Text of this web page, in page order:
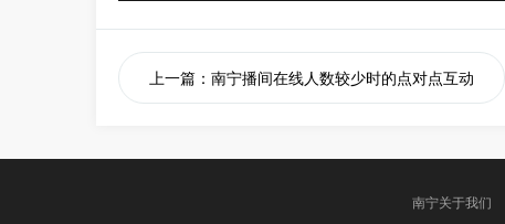
上一篇：南宁播间在线人数较少时的点对点互动
南宁关于我们